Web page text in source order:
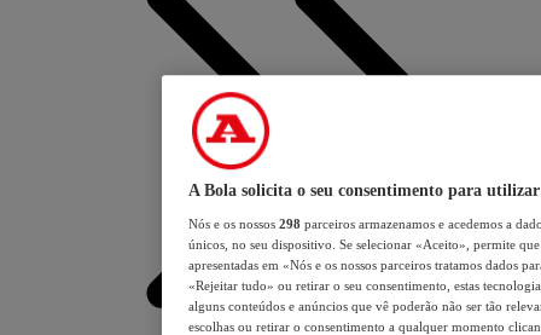
A Bola solicita o seu consentimento para utilizar
Nós e os nossos 298 parceiros armazenamos e acedemos a
únicos, no seu dispositivo. Se selecionar «Aceito», permite
apresentadas em «Nós e os nossos parceiros tratamos dados
«Rejeitar tudo» ou retirar o seu consentimento, estas
alguns conteúdos e anúncios que vê poderão não ser tão
escolhas ou retirar o consentimento a qualquer momento